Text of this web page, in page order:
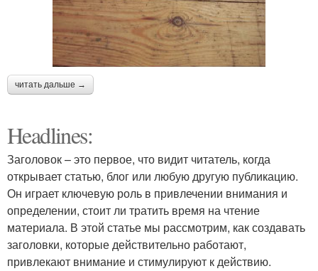
читать дальше →
Headlines:
Заголовок – это первое, что видит читатель, когда
открывает статью, блог или любую другую публикацию.
Он играет ключевую роль в привлечении внимания и
определении, стоит ли тратить время на чтение
материала. В этой статье мы рассмотрим, как создавать
заголовки, которые действительно работают,
привлекают внимание и стимулируют к действию.